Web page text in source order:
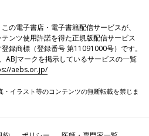
ッズを見たり、育児エッセイを読
今の状況は何となく把握していま
だった10年前、液体ミルクはなかっ
だとか、スワドルが登場したり、育
どん変わっていっているなと感じ
の電子書店・電子書籍配信サービスが、
ンツ使用許諾を得た正規版配信サービス
録商標（登録番号 第11091000号）です。
ABJマークを掲示しているサービスの一覧
aebs.or.jp/
イラスト等のコンテンツの無断転載を禁じま